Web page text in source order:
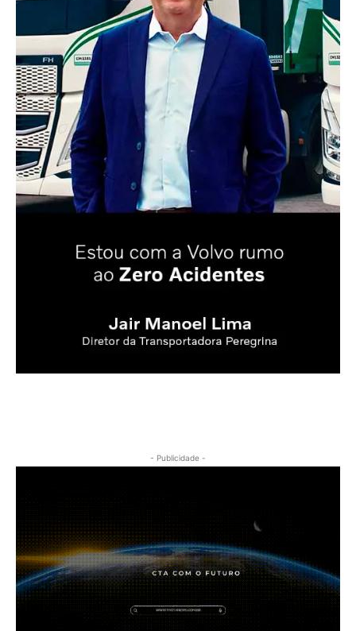
- Publicidade -